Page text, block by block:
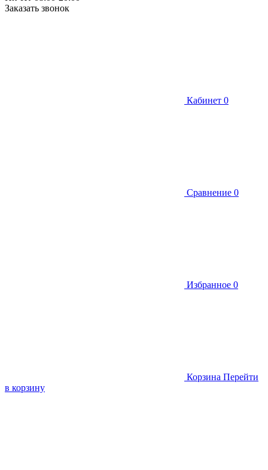
Заказать звонок
Кабинет 0
Сравнение 0
Избранное 0
Корзина Перейти
в корзину